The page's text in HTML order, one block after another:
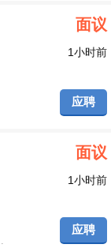
面议
1小时前
应聘
面议
1小时前
应聘